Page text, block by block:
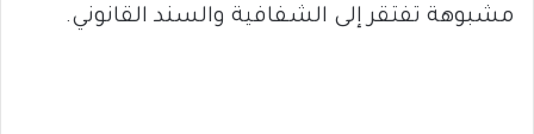
مشبوهة تفتقر إلى الشفافية والسند القانوني.